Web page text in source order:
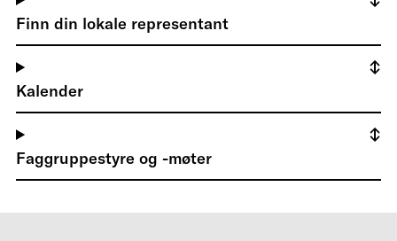
Finn din lokale representant
Kalender
Faggruppestyre og -møter